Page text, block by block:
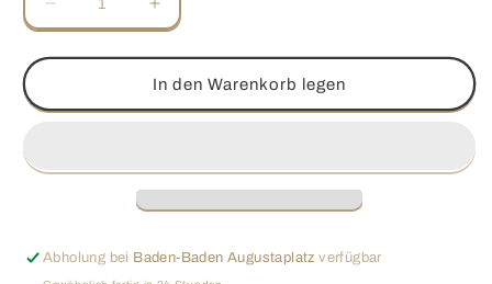
Verringere
die
Menge
Schokocroissant
Erhöhe
die
Menge
für
Schokocroissant
In den Warenkorb legen
Abholung bei Baden-Baden Augustaplatz verfügbar